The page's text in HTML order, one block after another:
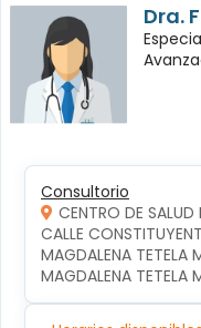
Dra.
Consultorio
CENTRO DE SALUD
CALLE
MAGDALENA TETELA
MAGDALENA TETELA